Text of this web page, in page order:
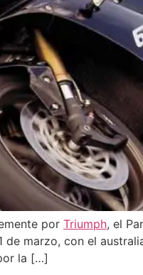
por Triumph, el
marzo, con el
la […]